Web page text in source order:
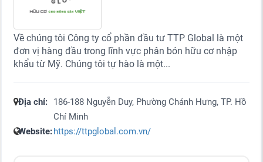
Về chúng tôi Công ty cổ phần đầu tư TTP Global là một
đơn vị hàng đầu trong lĩnh vực phân bón hữu cơ nhập
khẩu từ Mỹ. Chúng tôi tự hào là một...
Địa chỉ:
186-188 Nguyễn Duy, Phường Chánh Hưng, TP. Hồ
Chí Minh
Website:https://ttpglobal.com.vn/